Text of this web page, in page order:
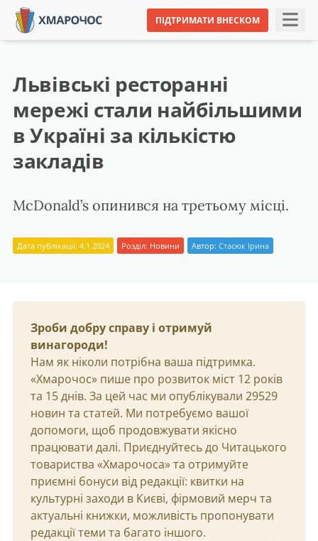
ПІДТРИМАТИ ВНЕСКОМ
Львівські ресторанні
мережі стали найбільшими
в Україні за кількістю
закладів
McDonald’s опинився на третьому місці.
Дата публікації: 4.1.2024 Розділ: Новини Автор: Стасюк Ірина
Зроби добру справу і отримуй
винагороди!
Нам як ніколи потрібна ваша підтримка.
«Хмарочос» пише про розвиток міст 12 років
та 15 днів. За цей час ми опублікували 29529
новин та статей. Ми потребуємо вашої
допомоги, щоб продовжувати якісно
працювати далі. Приєднуйтесь до Читацького
товариства «Хмарочоса» та отримуйте
приємні бонуси від редакції: квитки на
культурні заходи в Києві, фірмовий мерч та
актуальні книжки, можливість пропонувати
редакції теми та багато іншого.